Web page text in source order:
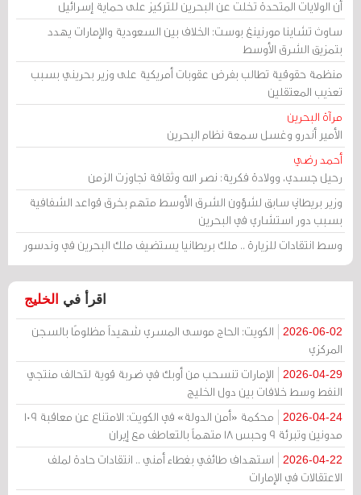
أن الولايات المتحدة تخلت عن البحرين للتركيز على حماية إسرائيل
ساوث تشاينا مورنينغ بوست: الخلاف بين السعودية والإمارات يهدد
بتمزيق الشرق الأوسط
منظمة حقوقية تطالب بفرض عقوبات أمريكية على وزير بحريني بسبب
تعذيب المعتقلين
مرآة البحرين
الأمير أندرو وغسل سمعة نظام البحرين
أحمد رضي
رحيل جسدي، وولادة فكرية: نصر الله وثقافة تجاوزت الزمن
وزير بريطاني سابق لشؤون الشرق الأوسط متهم بخرق قواعد الشفافية
بسبب دور استشاري في البحرين
وسط انتقادات للزيارة .. ملك بريطانيا يستضيف ملك البحرين في وندسور
اقرأ في الخليج
2026-06-02
الكويت: الحاج موسى المسري شهيداً مظلومًا بالسجن
المركزي
2026-04-29
الإمارات تنسحب من أوبك في ضربة قوية لتحالف منتجي
النفط وسط خلافات بين دول الخليج
2026-04-24
محكمة «أمن الدولة» في الكويت: الامتناع عن معاقبة 109
مدونين وتبرئة 9 وحبس 18 متهماً بالتعاطف مع إيران
2026-04-22
استهداف طائفي بغطاء أمني .. انتقادات حادة لملف
الاعتقالات في الإمارات